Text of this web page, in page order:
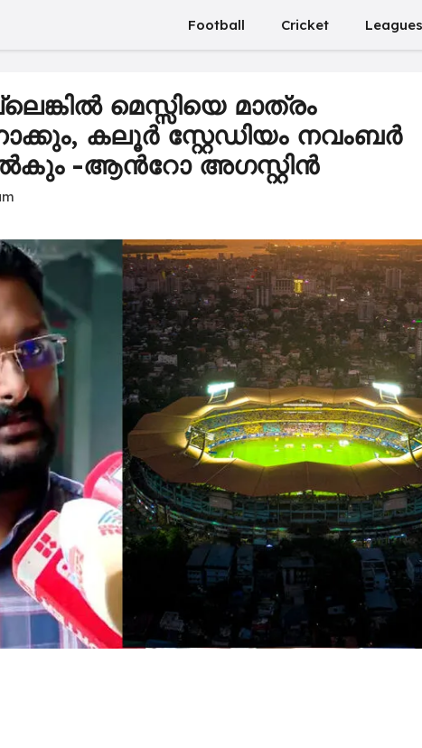
Football Cricket Leagues
മെസ്സിയെ മാത്രം
കലൂർ സ്റ്റേഡിയം നവംബർ
-ആന്‍റോ അഗസ്റ്റിൻ